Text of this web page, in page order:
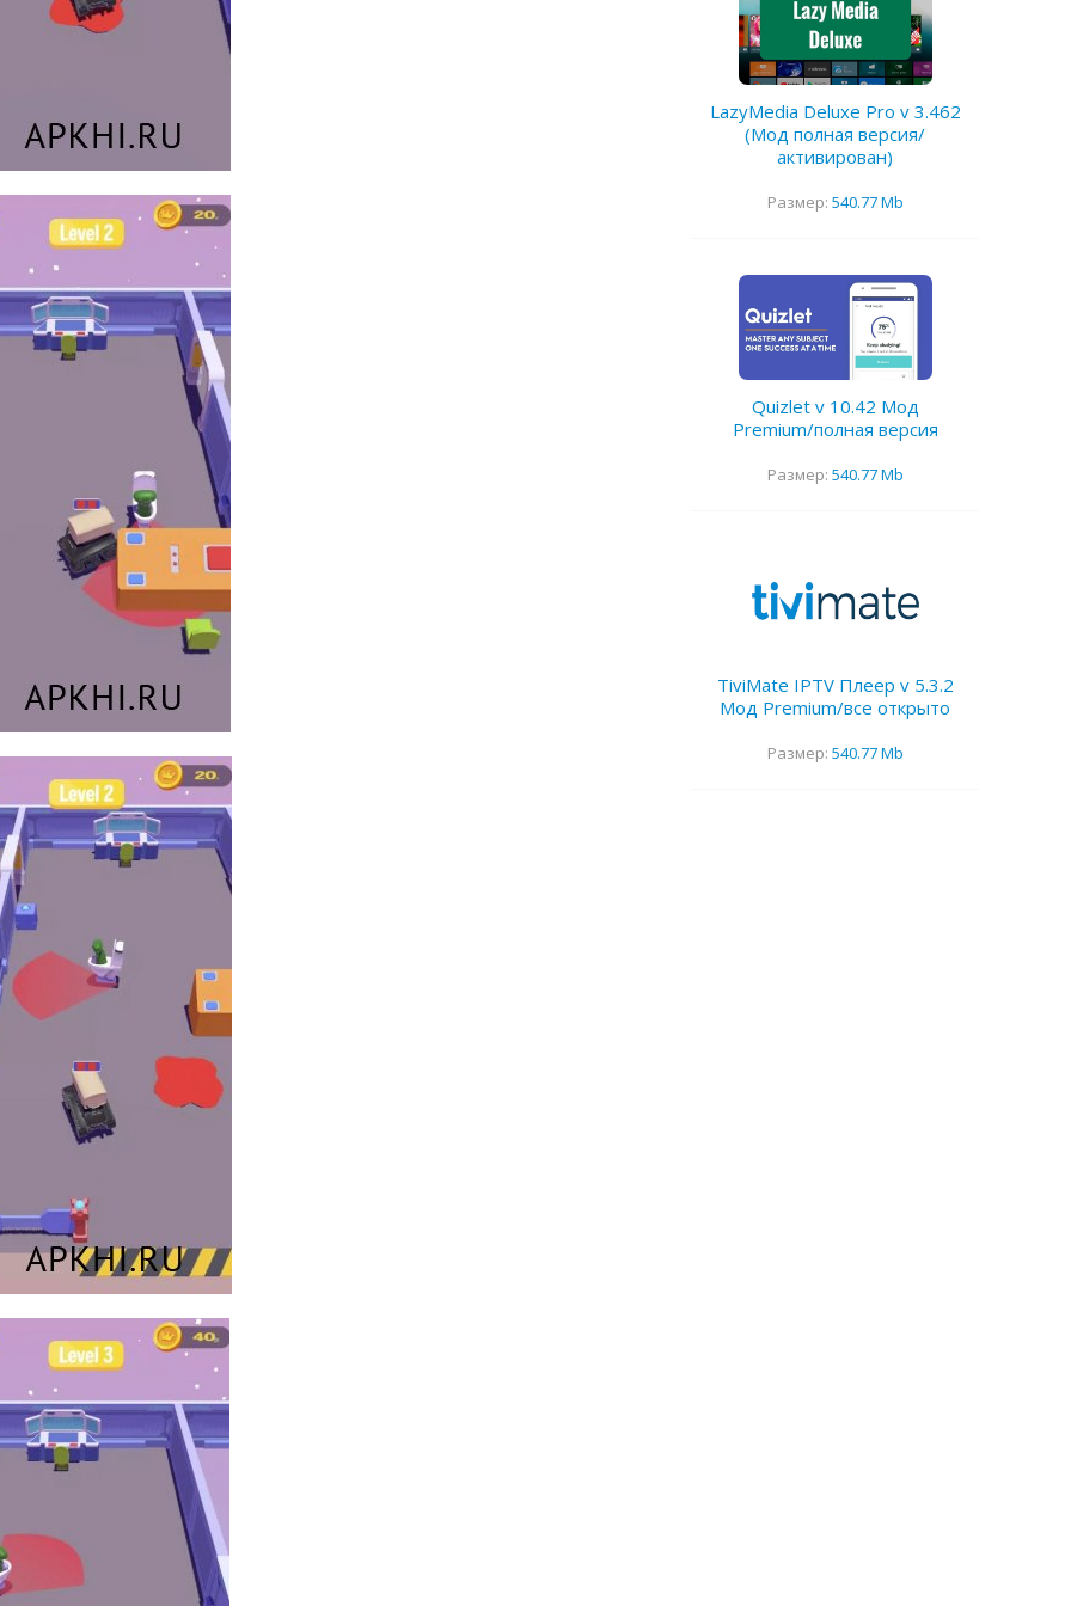
LazyMedia Deluxe Pro v 3.462
(Мод полная версия/
активирован)
Размер: 540.77 Mb
Quizlet v 10.42 Мод
Premium/полная версия
Размер: 540.77 Mb
TiviMate IPTV Плеер v 5.3.2
Мод Premium/все открыто
Размер: 540.77 Mb